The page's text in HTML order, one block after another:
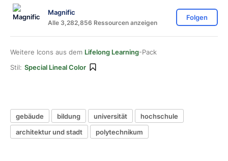
Magnific
Alle 3,282,856 Ressourcen anzeigen
Folgen
Weitere Icons aus dem Lifelong Learning-Pack
Stil: Special Lineal Color
gebäude bildung universität
hochschule
architektur und stadt
polytechnikum